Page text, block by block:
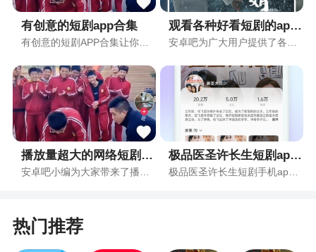
有创意的短剧app合集
有创意的短剧APP合集让你足不出户完成你的目的，这份合集在小编的整理后确保每一个软件都是当下比较热门的，同时也是比较好用的软件，这些软件具有高效、免费、内存小、优化好等特点，用户可以直接在本站下载使用。
观看各种好看短剧的app合集
播放量超大的网络短剧app合集 极品医圣许长生短剧app合集
极品医圣许长生短剧手机app合集收录了时下各种好用的手机app，用户可以轻松在合集中找到自己需要的极品医圣许长生短剧手机app，而且安卓吧的每一款手机app都为用户提供了历史版本，让用户可以不用担心自己设置支不支持，放心下载使用！
热门推荐